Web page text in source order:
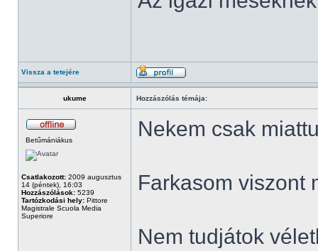
Vissza a tetejére
ukume Hozzászólás témája:
Betűmániákus
Csatlakozott: 2009 augusztus
14 (péntek), 16:03
Hozzászólások: 5239
Tartózkodási hely: Pittore
Magistrale Scuola Media
Superiore
Nekem csak
Farkasom viszont
Nem tudjátok